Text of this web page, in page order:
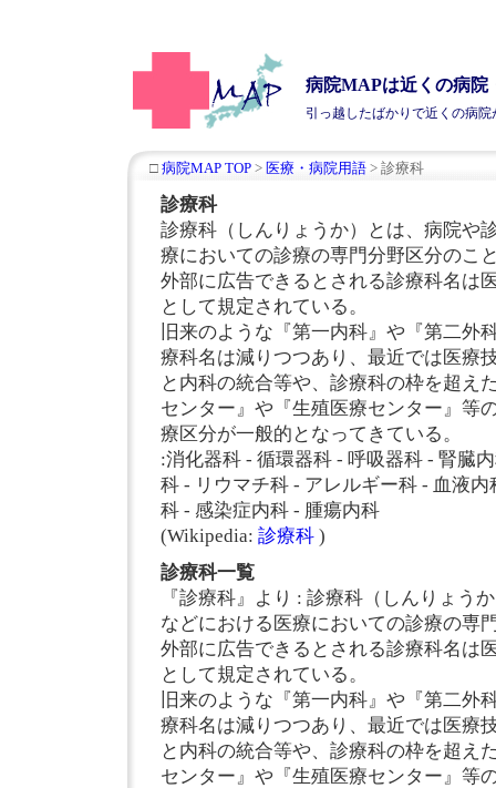
病院MAPは近くの病院
引っ越したばかりで近くの病院
□ 病院MAP TOP > 医療・病院用語 > 診療科
診療科
診療科（しんりょうか）とは、病院や
療においての診療の専門分野区分のこ
外部に広告できるとされる診療科名は
として規定されている。
旧来のような『第一内科』や『第二外
療科名は減りつつあり、最近では医療
と内科の統合等や、診療科の枠を超え
センター』や『生殖医療センター』等
療区分が一般的となってきている。
:消化器科 - 循環器科 - 呼吸器科 - 腎臓
科 - リウマチ科 - アレルギー科 - 血液
科 - 感染症内科 - 腫瘍内科
(Wikipedia: 診療科 )
診療科一覧
『診療科』より : 診療科（しんりょう
などにおける医療においての診療の専
外部に広告できるとされる診療科名は
として規定されている。
旧来のような『第一内科』や『第二外
療科名は減りつつあり、最近では医療
と内科の統合等や、診療科の枠を超え
センター』や『生殖医療センター』等